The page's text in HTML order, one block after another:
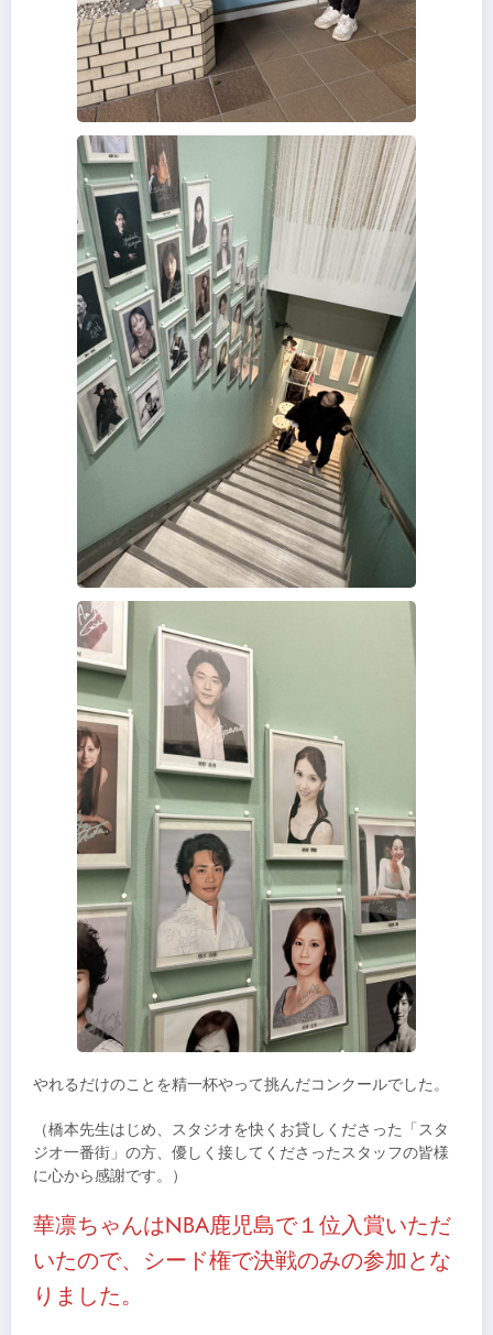
やれるだけのことを精一杯やって挑んだコンクールでした。
（橋本先生はじめ、スタジオを快くお貸しくださった「スタ
ジオ一番街」の方、優しく接してくださったスタッフの皆様
に心から感謝です。）
華凛ちゃんはNBA鹿児島で１位入賞いただ
いたので、シード権で決戦のみの参加とな
りました。